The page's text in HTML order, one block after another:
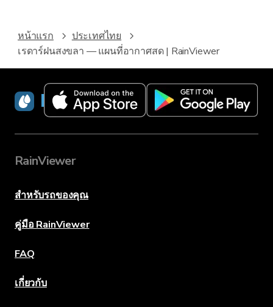
หน้าแรก
ประเทศไทย
เรดาร์ฝนสงขลา — แผนที่อากาศสด | RainViewer
RainViewer
RainViewer
สำหรับรถของคุณ
คู่มือ RainViewer
FAQ
เกี่ยวกับ